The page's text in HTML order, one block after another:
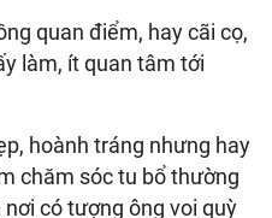
quan điểm, hay cãi cọ,
làm, ít quan tâm tới
hoành tráng nhưng hay
chăm sóc tu bổ thường
có tượng ông voi quỳ